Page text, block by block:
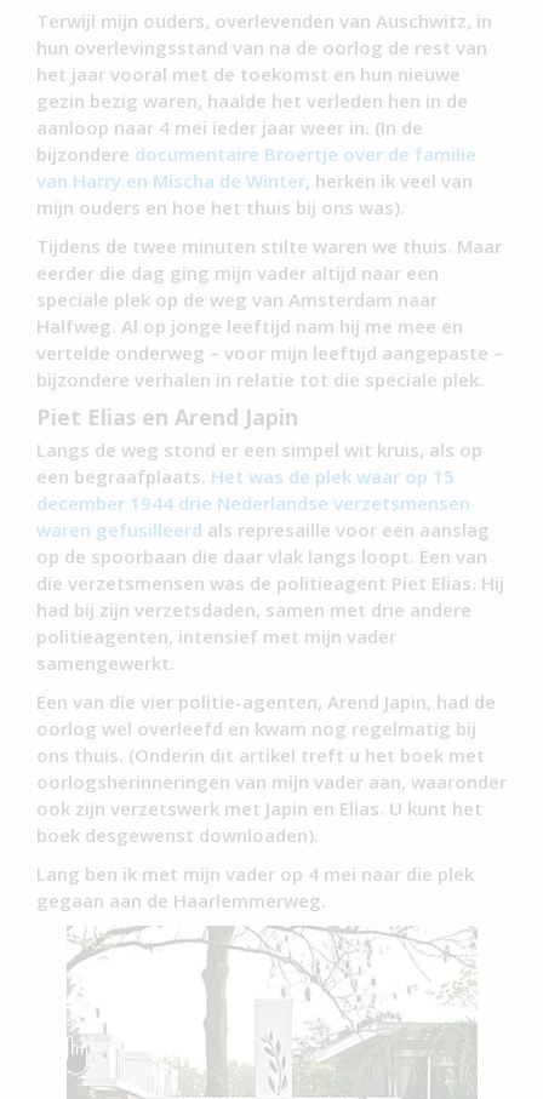
Terwijl mijn ouders, overlevenden van Auschwitz, in
hun overlevingsstand van na de oorlog de rest van
het jaar vooral met de toekomst en hun nieuwe
gezin bezig waren, haalde het verleden hen in de
aanloop naar 4 mei ieder jaar weer in. (In de
bijzondere documentaire Broertje over de familie
van Harry en Mischa de Winter, herken ik veel van
mijn ouders en hoe het thuis bij ons was).
Tijdens de twee minuten stilte waren we thuis. Maar
eerder die dag ging mijn vader altijd naar een
speciale plek op de weg van Amsterdam naar
Halfweg. Al op jonge leeftijd nam hij me mee en
vertelde onderweg – voor mijn leeftijd aangepaste –
bijzondere verhalen in relatie tot die speciale plek.
Piet Elias en Arend Japin
Langs de weg stond er een simpel wit kruis, als op
een begraafplaats. Het was de plek waar op 15
december 1944 drie Nederlandse verzetsmensen
waren gefusilleerd als represaille voor een aanslag
op de spoorbaan die daar vlak langs loopt. Een van
die verzetsmensen was de politieagent Piet Elias. Hij
had bij zijn verzetsdaden, samen met drie andere
politieagenten, intensief met mijn vader
samengewerkt.
Een van die vier politie-agenten, Arend Japin, had de
oorlog wel overleefd en kwam nog regelmatig bij
ons thuis. (Onderin dit artikel treft u het boek met
oorlogsherinneringen van mijn vader aan, waaronder
ook zijn verzetswerk met Japin en Elias. U kunt het
boek desgewenst downloaden).
Lang ben ik met mijn vader op 4 mei naar die plek
gegaan aan de Haarlemmerweg.